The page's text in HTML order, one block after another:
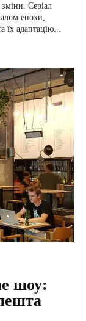
Серіал
епохи,
їх адаптацію...
шоу: